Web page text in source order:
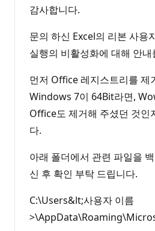
감사합니다.
문의 하신 Excel의 리본 사용
실행의 비활성화에 대해 안
먼저 Office 레지스트리를 제
Windows 7이 64Bit라면,
Office도 제거해 주셨던 것인
다.
아래 폴더에서 관련 파일을
신 후 확인 부탁 드립니다.
C:\Users&lt;사용자 이름